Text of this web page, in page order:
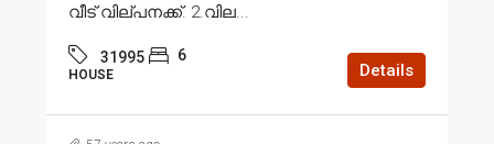
വീട് വില്പനക്ക്. 2.വില...
31995 6
HOUSE Details